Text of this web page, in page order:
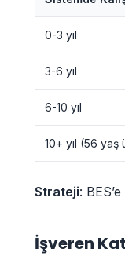
0-3 yıl
3-6 yıl
6-10 yıl
10+ yıl (56 yaş
Strateji:
İşveren